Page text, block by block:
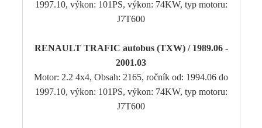
1997.10, výkon: 101PS, výkon: 74KW, typ motoru:
J7T600
RENAULT TRAFIC autobus (TXW) / 1989.06 -
2001.03
Motor: 2.2 4x4, Obsah: 2165, ročník od: 1994.06 do
1997.10, výkon: 101PS, výkon: 74KW, typ motoru:
J7T600